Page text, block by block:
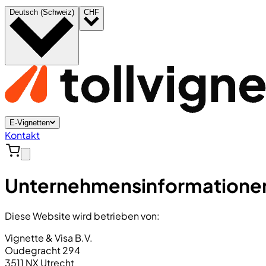
Deutsch (Schweiz) CHF
E-Vignetten
Kontakt
Diese Website wird betrieben von:
Vignette & Visa B.V.
Oudegracht 294
3511 NX Utrecht